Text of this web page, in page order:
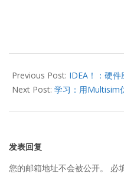
06-
19
Previous Post: IDEA！：硬件
Next Post: 学习：用Multisim
发表回复
您的邮箱地址不会被公开。
必